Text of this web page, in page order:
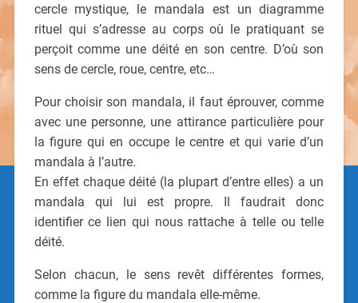
cercle mystique, le mandala est un diagramme
rituel qui s’adresse au corps où le pratiquant se
perçoit comme une déité en son centre. D’où son
sens de cercle, roue, centre, etc…
Pour choisir son mandala, il faut éprouver, comme
avec une personne, une attirance particulière pour
la figure qui en occupe le centre et qui varie d’un
mandala à l’autre.
En effet chaque déité (la plupart d’entre elles) a un
mandala qui lui est propre. Il faudrait donc
identifier ce lien qui nous rattache à telle ou telle
déité.
Selon chacun, le sens revêt différentes formes,
comme la figure du mandala elle-même.